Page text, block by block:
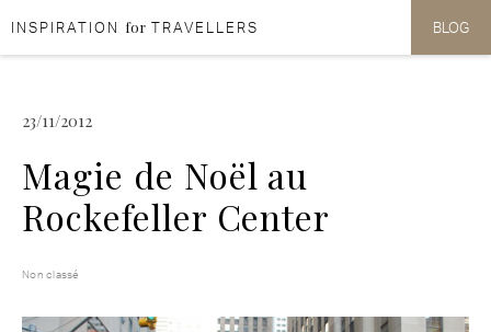
Aller au contenu
Aller au menu
INSPIRATION for TRAVELLERS BLOG
23/11/2012
Magie de Noël au
Rockefeller Center
Non classé